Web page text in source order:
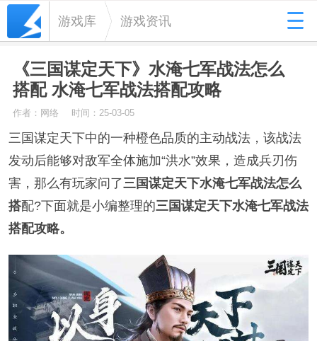
游戏库 游戏资讯
《三国谋定天下》水淹七军战法怎么
搭配 水淹七军战法搭配攻略
作者：网络 时间：25-03-05
三国谋定天下中的一种橙色品质的主动战法‌，该战法
发动后能够对敌军全体施加“洪水”效果，造成兵刃伤
害，那么有玩家问了三国谋定天下水淹七军战法怎么
搭配?下面就是小编整理的三国谋定天下水淹七军战法
搭配攻略。